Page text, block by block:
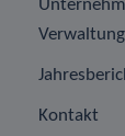
Verwaltung
Kontakt